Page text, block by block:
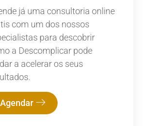
já uma consultoria online
com um dos nossos
para descobrir
a Descomplicar pode
a acelerar os seus
Agendar